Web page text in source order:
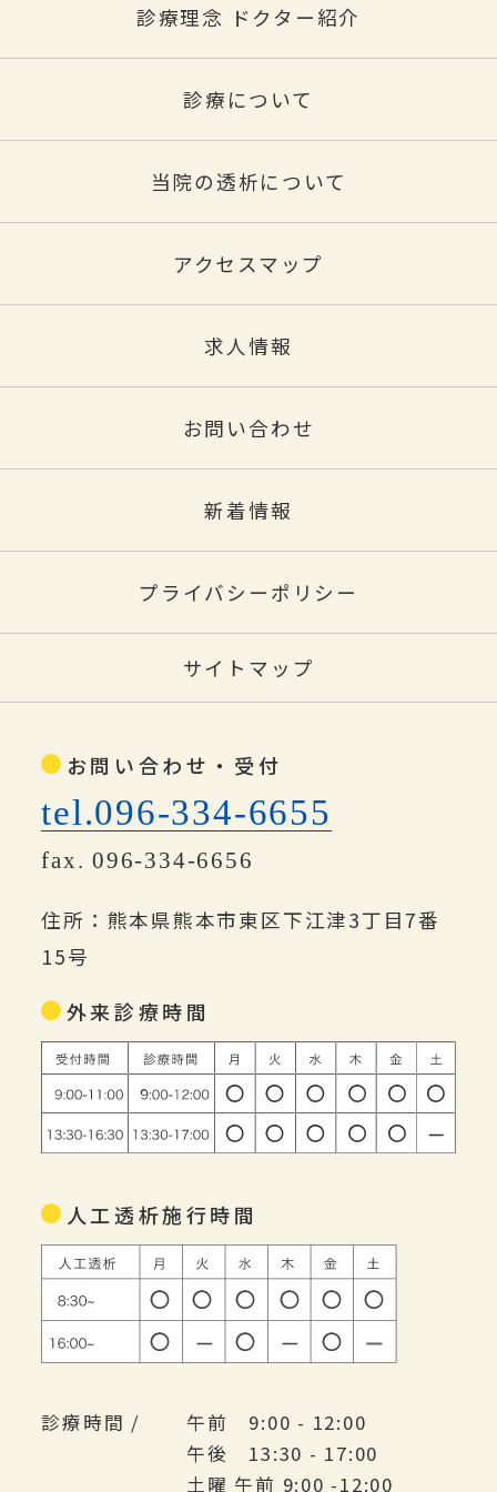
診療理念 ドクター紹介
診療について
当院の透析について
アクセスマップ
求人情報
お問い合わせ
新着情報
プライバシーポリシー
サイトマップ
お問い合わせ・受付
tel.096-334-6655
fax. 096-334-6656
住所：熊本県熊本市東区下江津3丁目7番
15号
外来診療時間
人工透析施行時間
診療時間 /
午前 9:00 - 12:00
午後 13:30 - 17:00
土曜 午前 9:00 -12:00